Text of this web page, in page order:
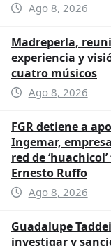
Ago 8, 2026
Madreperla,
experiencia y
cuatro músicos
Ago 8, 2026
FGR detiene a
Ingemar,
red de
Ernesto Ruffo
Ago 8, 2026
Guadalupe
investigar y